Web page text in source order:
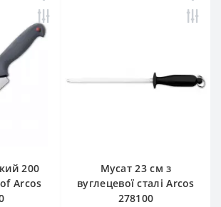
200
Arcos
Мусат 23 см з
вуглецевої сталі Arcos
278100